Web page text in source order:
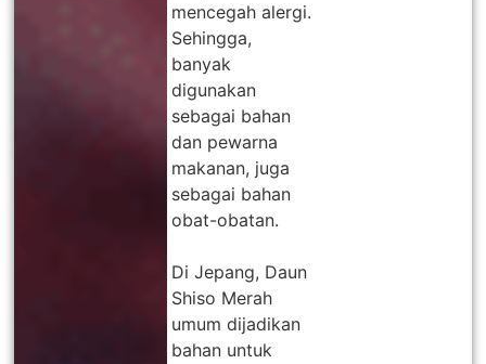
mencegah alergi.
Sehingga,
banyak
digunakan
sebagai bahan
dan pewarna
makanan, juga
sebagai bahan
obat-obatan.
Di Jepang, Daun
Shiso Merah
umum dijadikan
bahan untuk